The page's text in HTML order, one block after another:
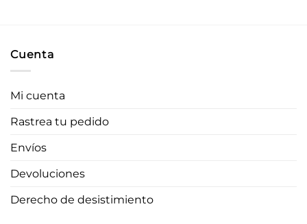
Cuenta
Mi cuenta
Rastrea tu pedido
Envíos
Devoluciones
Derecho de desistimiento